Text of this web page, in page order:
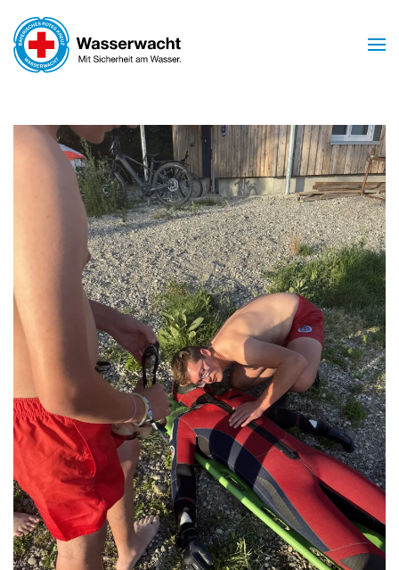
Skip to main content